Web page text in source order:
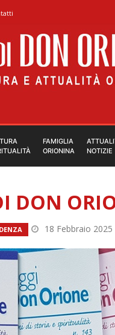
FAMIGLIA
ORIONINA
NOTIZIE
DON
18 Febbraio 2025